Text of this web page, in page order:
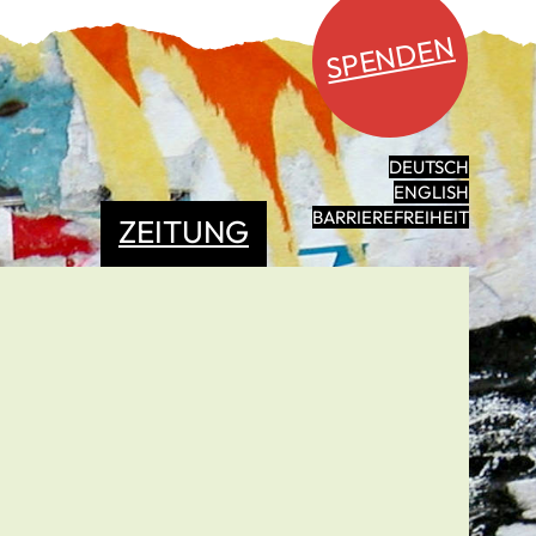
SPENDEN
DEUTSCH
ENGLISH
BARRIEREFREIHEIT
ZEITUNG